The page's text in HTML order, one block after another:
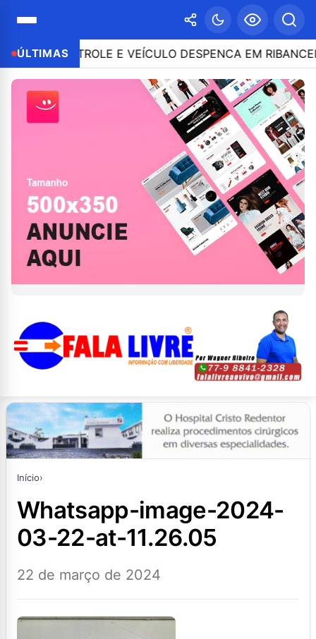
ÚLTIMAS
CONTROLE E VEÍCULO DESPENCA EM RIBANCEIRA
Início›
whatsapp-image-2024-
03-22-at-11.26.05
22 de março de 2024